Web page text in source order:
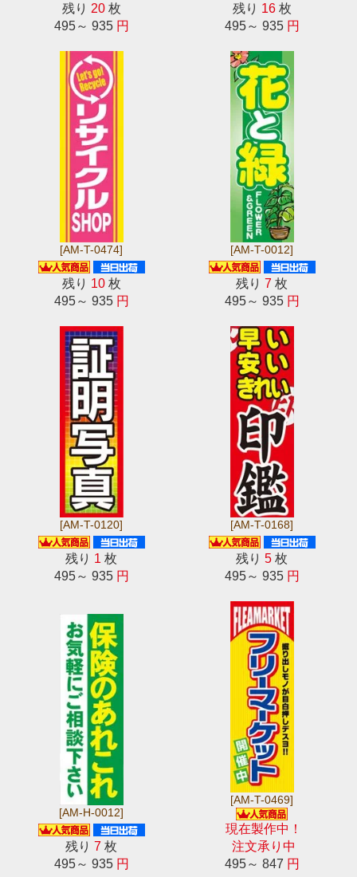
残り 20枚
495～ 935 円
残り 16枚
495～ 935 円
[AM-T-0474]
残り 10枚
495～ 935 円
[AM-T-0012]
残り7 枚
495～ 935 円
[AM-T-0120]
残り 1 枚
495～ 935 円
[AM-T-0168]
残り5 枚
495～ 935 円
[AM-H-0012]
残り7 枚
495～ 935 円
[AM-T-0469]
現在製作中！
注文承り中
495～ 847 円